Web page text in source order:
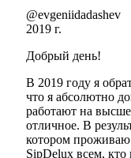
@evgeniidadashev
2019 г.
Добрый день!
В 2019 году я
что я абсолютно
работают на
отличное. В
котором
SipDelux всем, кто